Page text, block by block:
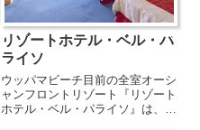
リゾートホテル・ベル・パ
ライソ
ウッパマビーチ目前の全室オーシ
ャンフロントリゾート『リゾート
ホテル・ベル・パライソ』は、ウ